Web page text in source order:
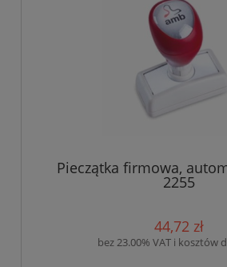
Pieczątka firmowa,
2255
44,72 zł
bez 23.00% VAT i kosztów